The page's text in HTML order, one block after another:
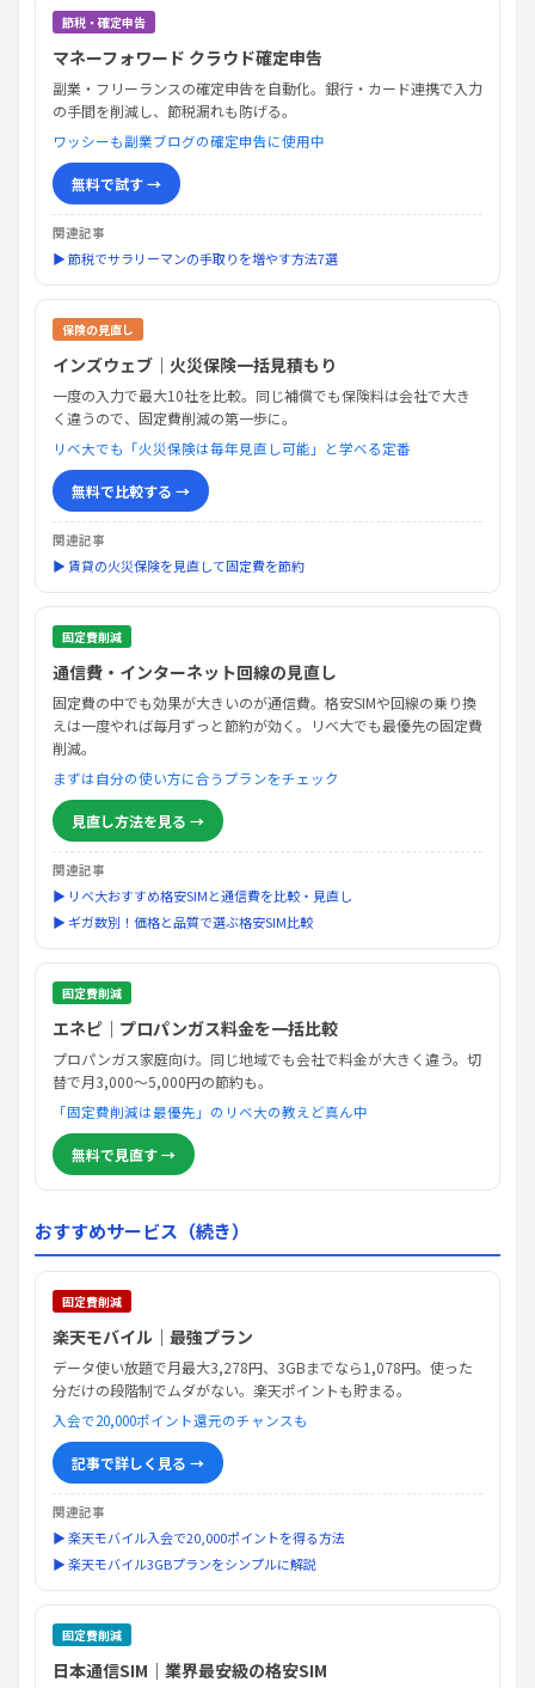
節税・確定申告
マネーフォワード クラウド確定申告
副業・フリーランスの確定申告を自動化。銀行・カード連携で入力
の手間を削減し、節税漏れも防げる。
ワッシーも副業ブログの確定申告に使用中
無料で試す →
関連記事
▶ 節税でサラリーマンの手取りを増やす方法7選
保険の見直し
インズウェブ｜火災保険一括見積もり
一度の入力で最大10社を比較。同じ補償でも保険料は会社で大き
く違うので、固定費削減の第一歩に。
リベ大でも「火災保険は毎年見直し可能」と学べる定番
無料で比較する →
関連記事
▶ 賃貸の火災保険を見直して固定費を節約
固定費削減
通信費・インターネット回線の見直し
固定費の中でも効果が大きいのが通信費。格安SIMや回線の乗り換
えは一度やれば毎月ずっと節約が効く。リベ大でも最優先の固定費
削減。
まずは自分の使い方に合うプランをチェック
見直し方法を見る →
関連記事
▶ リベ大おすすめ格安SIMと通信費を比較・見直し
▶ ギガ数別！価格と品質で選ぶ格安SIM比較
固定費削減
エネピ｜プロパンガス料金を一括比較
プロパンガス家庭向け。同じ地域でも会社で料金が大きく違う。切
替で月3,000〜5,000円の節約も。
「固定費削減は最優先」のリベ大の教えど真ん中
無料で見直す →
おすすめサービス（続き）
固定費削減
楽天モバイル｜最強プラン
データ使い放題で月最大3,278円、3GBまでなら1,078円。使った
分だけの段階制でムダがない。楽天ポイントも貯まる。
入会で20,000ポイント還元のチャンスも
記事で詳しく見る →
関連記事
▶ 楽天モバイル入会で20,000ポイントを得る方法
▶ 楽天モバイル3GBプランをシンプルに解説
固定費削減
日本通信SIM｜業界最安級の格安SIM